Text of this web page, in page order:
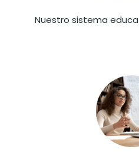
Nuestro sistema